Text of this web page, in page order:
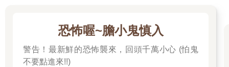
恐怖喔~膽小鬼慎入
警告！最新鮮的恐怖襲來，回頭千萬小心 (怕鬼
不要點進來!!)